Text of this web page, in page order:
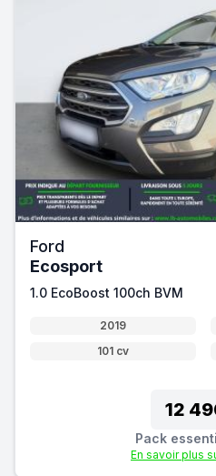
Ford
Ecosport
1.0 EcoBoost 100ch BVM
2019
101 cv
12
Pack
En savoir plus